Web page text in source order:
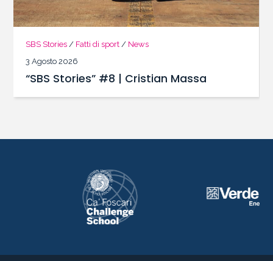
SBS Stories / Fatti di sport / News
3 Agosto 2026
“SBS Stories” #8 | Cristian Massa